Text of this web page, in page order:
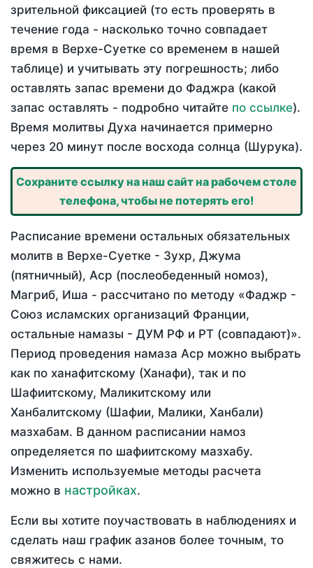
зрительной фиксацией (то есть проверять в
течение года - насколько точно совпадает
время в Верхе-Суетке со временем в нашей
таблице) и учитывать эту погрешность; либо
оставлять запас времени до Фаджра (какой
запас оставлять - подробно читайте по ссылке).
Время молитвы Духа начинается примерно
через 20 минут после восхода солнца (Шурука).
Сохраните ссылку на наш сайт на рабочем столе
телефона, чтобы не потерять его!
Расписание времени остальных обязательных
молитв в Верхе-Суетке - Зухр, Джума
(пятничный), Аср (послеобеденный номоз),
Магриб, Иша - рассчитано по методу «Фаджр -
Союз исламских организаций Франции,
остальные намазы - ДУМ РФ и РТ (совпадают)».
Период проведения намаза Аср можно выбрать
как по ханафитскому (Ханафи), так и по
Шафиитскому, Маликитскому или
Ханбалитскому (Шафии, Малики, Ханбали)
мазхабам. В данном расписании намоз
определяется по шафиитскому мазхабу.
Изменить используемые методы расчета
можно в настройках.
Если вы хотите поучаствовать в наблюдениях и
сделать наш график азанов более точным, то
свяжитесь с нами.